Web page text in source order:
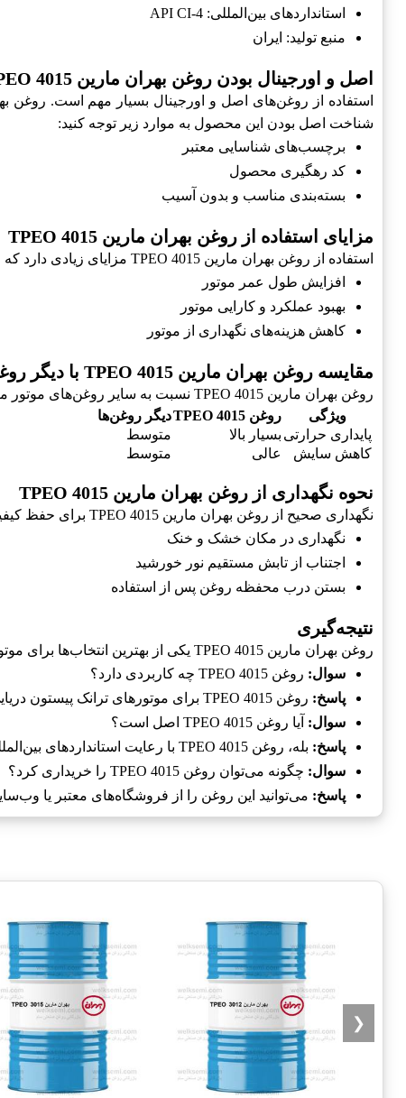
استانداردهای بین‌المللی: API CI-4
منبع تولید: ایران
اصل و اورجینال بودن روغن بهران مارین TPEO 4015
شناخت اصل بودن این محصول به موارد زیر توجه کنید:
برچسب‌های شناسایی معتبر
کد رهگیری محصول
بسته‌بندی مناسب و بدون آسیب
مزایای استفاده از روغن بهران مارین TPEO 4015
استفاده از روغن بهران مارین TPEO 4015 مزایای زیادی دارد که می‌توان به موارد زیر اشاره کرد:
افزایش طول عمر موتور
بهبود عملکرد و کارایی موتور
کاهش هزینه‌های نگهداری از موتور
مقایسه روغن بهران مارین TPEO 4015 با دیگر روغن‌ها
روغن بهران مارین TPEO 4015 نسبت به سایر روغن‌های موتور مزایای خاصی دارد که در جدول زیر مقایسه می‌شود:
ویژگی
روغن TPEO 4015
دیگر روغن‌ها
پایداری حرارتی بسیار بالا
متوسط
کاهش سایش
عالی متوسط
نحوه نگهداری از روغن بهران مارین TPEO 4015
نگهداری صحیح از روغن بهران مارین TPEO 4015 برای حفظ کیفیت آن حیاتی است. در زیر نکات نگهداری ارائه شده است:
نگهداری در مکان خشک و خنک
اجتناب از تابش مستقیم نور خورشید
بستن درب محفظه روغن پس از استفاده
نتیجه‌گیری
روغن بهران مارین TPEO 4015 یکی از بهترین انتخاب‌ها برای موتورهای دریایی است. با توجه به خصوصیات و مزایایی که دارد، می‌تواند عمر و کارایی موتور را افزایش دهد.
سوال: روغن TPEO 4015 چه کاربردی دارد؟
پاسخ: روغن TPEO 4015 برای موتورهای ترانک پیستون دریایی طراحی شده است و به بهینه‌سازی عملکرد آنها کمک می‌کند.
سوال: آیا روغن TPEO 4015 اصل است؟
پاسخ: بله، روغن TPEO 4015 با رعایت استانداردهای بین‌المللی و از مواد اولیه با کیفیت تولید می‌شود.
سوال: چگونه می‌توان روغن TPEO 4015 را خریداری کرد؟
پاسخ: می‌توانید این روغن را از فروشگاه‌های معتبر یا
❮